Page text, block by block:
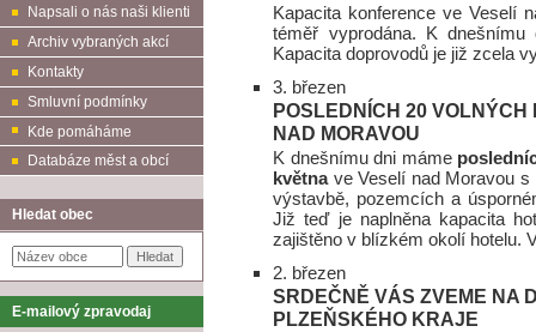
Napsali o nás naši klienti
Archiv vybraných akcí
Kontakty
Smluvní podmínky
Kde pomáháme
Databáze měst a obcí
Hledat obec
E-mailový zpravodaj
Kapacita konference ve Veselí
téměř vyprodána. K
Kapacita doprovodů je již zcela
3. březen
POSLEDNÍCH 20
NAD MORAVOU
K dnešnímu dni máme
květnave Veselí nad Moravou s
výstavbě, pozemcích a
Již teď je naplněna kapacita
zajištěno v blízkém okolí hotelu.
2. březen
SRDEČNĚ VÁS ZVEME NA
PLZEŇSKÉHO KRAJE